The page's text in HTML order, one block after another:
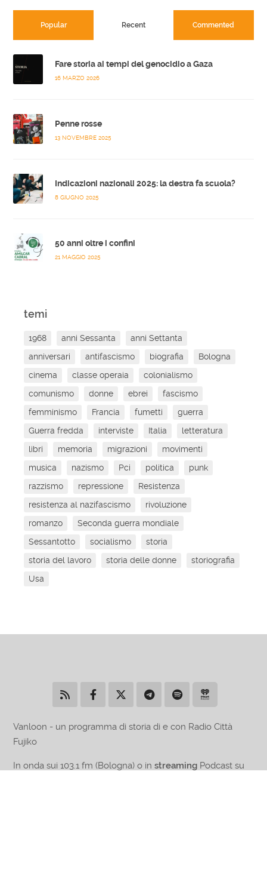
Popular Recent Commented
Fare storia ai tempi del genocidio a Gaza
16 MARZO 2026
Penne rosse
13 NOVEMBRE 2025
Indicazioni nazionali 2025: la destra fa scuola?
8 GIUGNO 2025
50 anni oltre i confini
21 MAGGIO 2025
temi
1968 anni Sessanta
anni Settanta
anniversari
antifascismo biografia
Bologna
cinema
classe operaia
colonialismo
comunismo
donne ebrei
fascismo
femminismo
Francia fumetti
guerra
Guerra fredda
interviste Italia
letteratura
libri
memoria migrazioni
movimenti
musica
nazismo Pci politica
punk
razzismo
repressione
Resistenza
resistenza al nazifascismo
rivoluzione
romanzo
Seconda guerra mondiale
Sessantotto
socialismo
storia
storia del lavoro
storia delle donne
storiografia
Usa
Vanloon - un programma di storia di e con Radio Città
Fujiko
In onda sui 103.1 fm (Bologna) o instreaming Podcast su